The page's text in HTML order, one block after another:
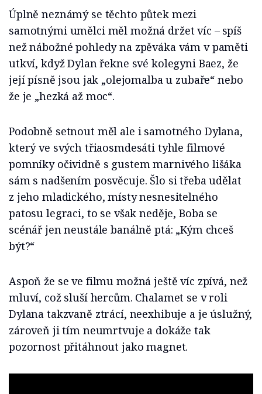
Úplně neznámý se těchto půtek mezi
samotnými umělci měl možná držet víc –⁠⁠⁠⁠⁠⁠ spíš
než nábožné pohledy na zpěváka vám v paměti
utkví, když Dylan řekne své kolegyni Baez, že
její písně jsou jak „olejomalba u zubaře“ nebo
že je „hezká až moc“.
Podobně setnout měl ale i samotného Dylana,
který ve svých třiaosmdesáti tyhle filmové
pomníky očividně s gustem marnivého lišáka
sám s nadšením posvěcuje. Šlo si třeba udělat
z jeho mladického, místy nesnesitelného
patosu legraci, to se však neděje, Boba se
scénář jen neustále banálně ptá: „Kým chceš
být?“
Aspoň že se ve filmu možná ještě víc zpívá, než
mluví, což sluší hercům. Chalamet se v roli
Dylana takzvaně ztrácí, neexhibuje a je úslužný,
zároveň ji tím neumrtvuje a dokáže tak
pozornost přitáhnout jako magnet.